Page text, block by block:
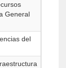
General
del